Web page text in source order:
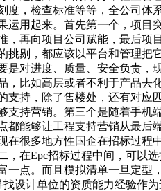
度，检查标准等等，全公司
运用起来。首先第一个，项
，再向项目公司赋能，最后
挑剔，都应该以平台和管理
是对进度、质量、安全负责
，比如高层或者不利于产品
支持，除了售楼处，还有对
支持营销。第三个是随着手
都能够让工程支持营销从最
在很多地方性国企在招标过程
，在Epc招标过程中间，可以
一点。而且模拟清单一旦定
设计单位的资质能力经验作